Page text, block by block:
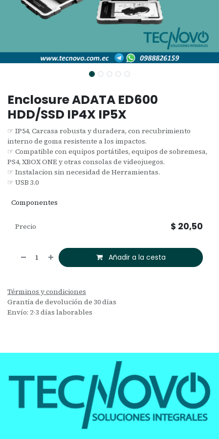
Enclosure ADATA ED600
HDD/SSD IP4X IP5X
☞ IP54, Carcasa robusta y duradera, con recubrimiento
interno de goma resistente a los impactos.
☞ Compatible con equipos portátiles, equipos de sobremesa,
PS4, XBOX ONE y otras consolas de videojuegos.
☞ Instalacion sin necesidad de Herramientas.
☞ USB 3.0
Componentes
Añadir a la cesta
Precio $ 20,50
Términos y condiciones
Grantía de devolución de 30 días
Envío: 2-3 días laborables